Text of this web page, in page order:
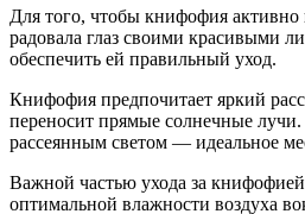
Для того, чтобы книфофия активно
радовала глаз своими красивыми
обеспечить ей правильный уход.
Книфофия предпочитает яркий
переносит прямые солнечные
рассеянным светом — идеальное
Важной частью ухода за
оптимальной влажности воздуха